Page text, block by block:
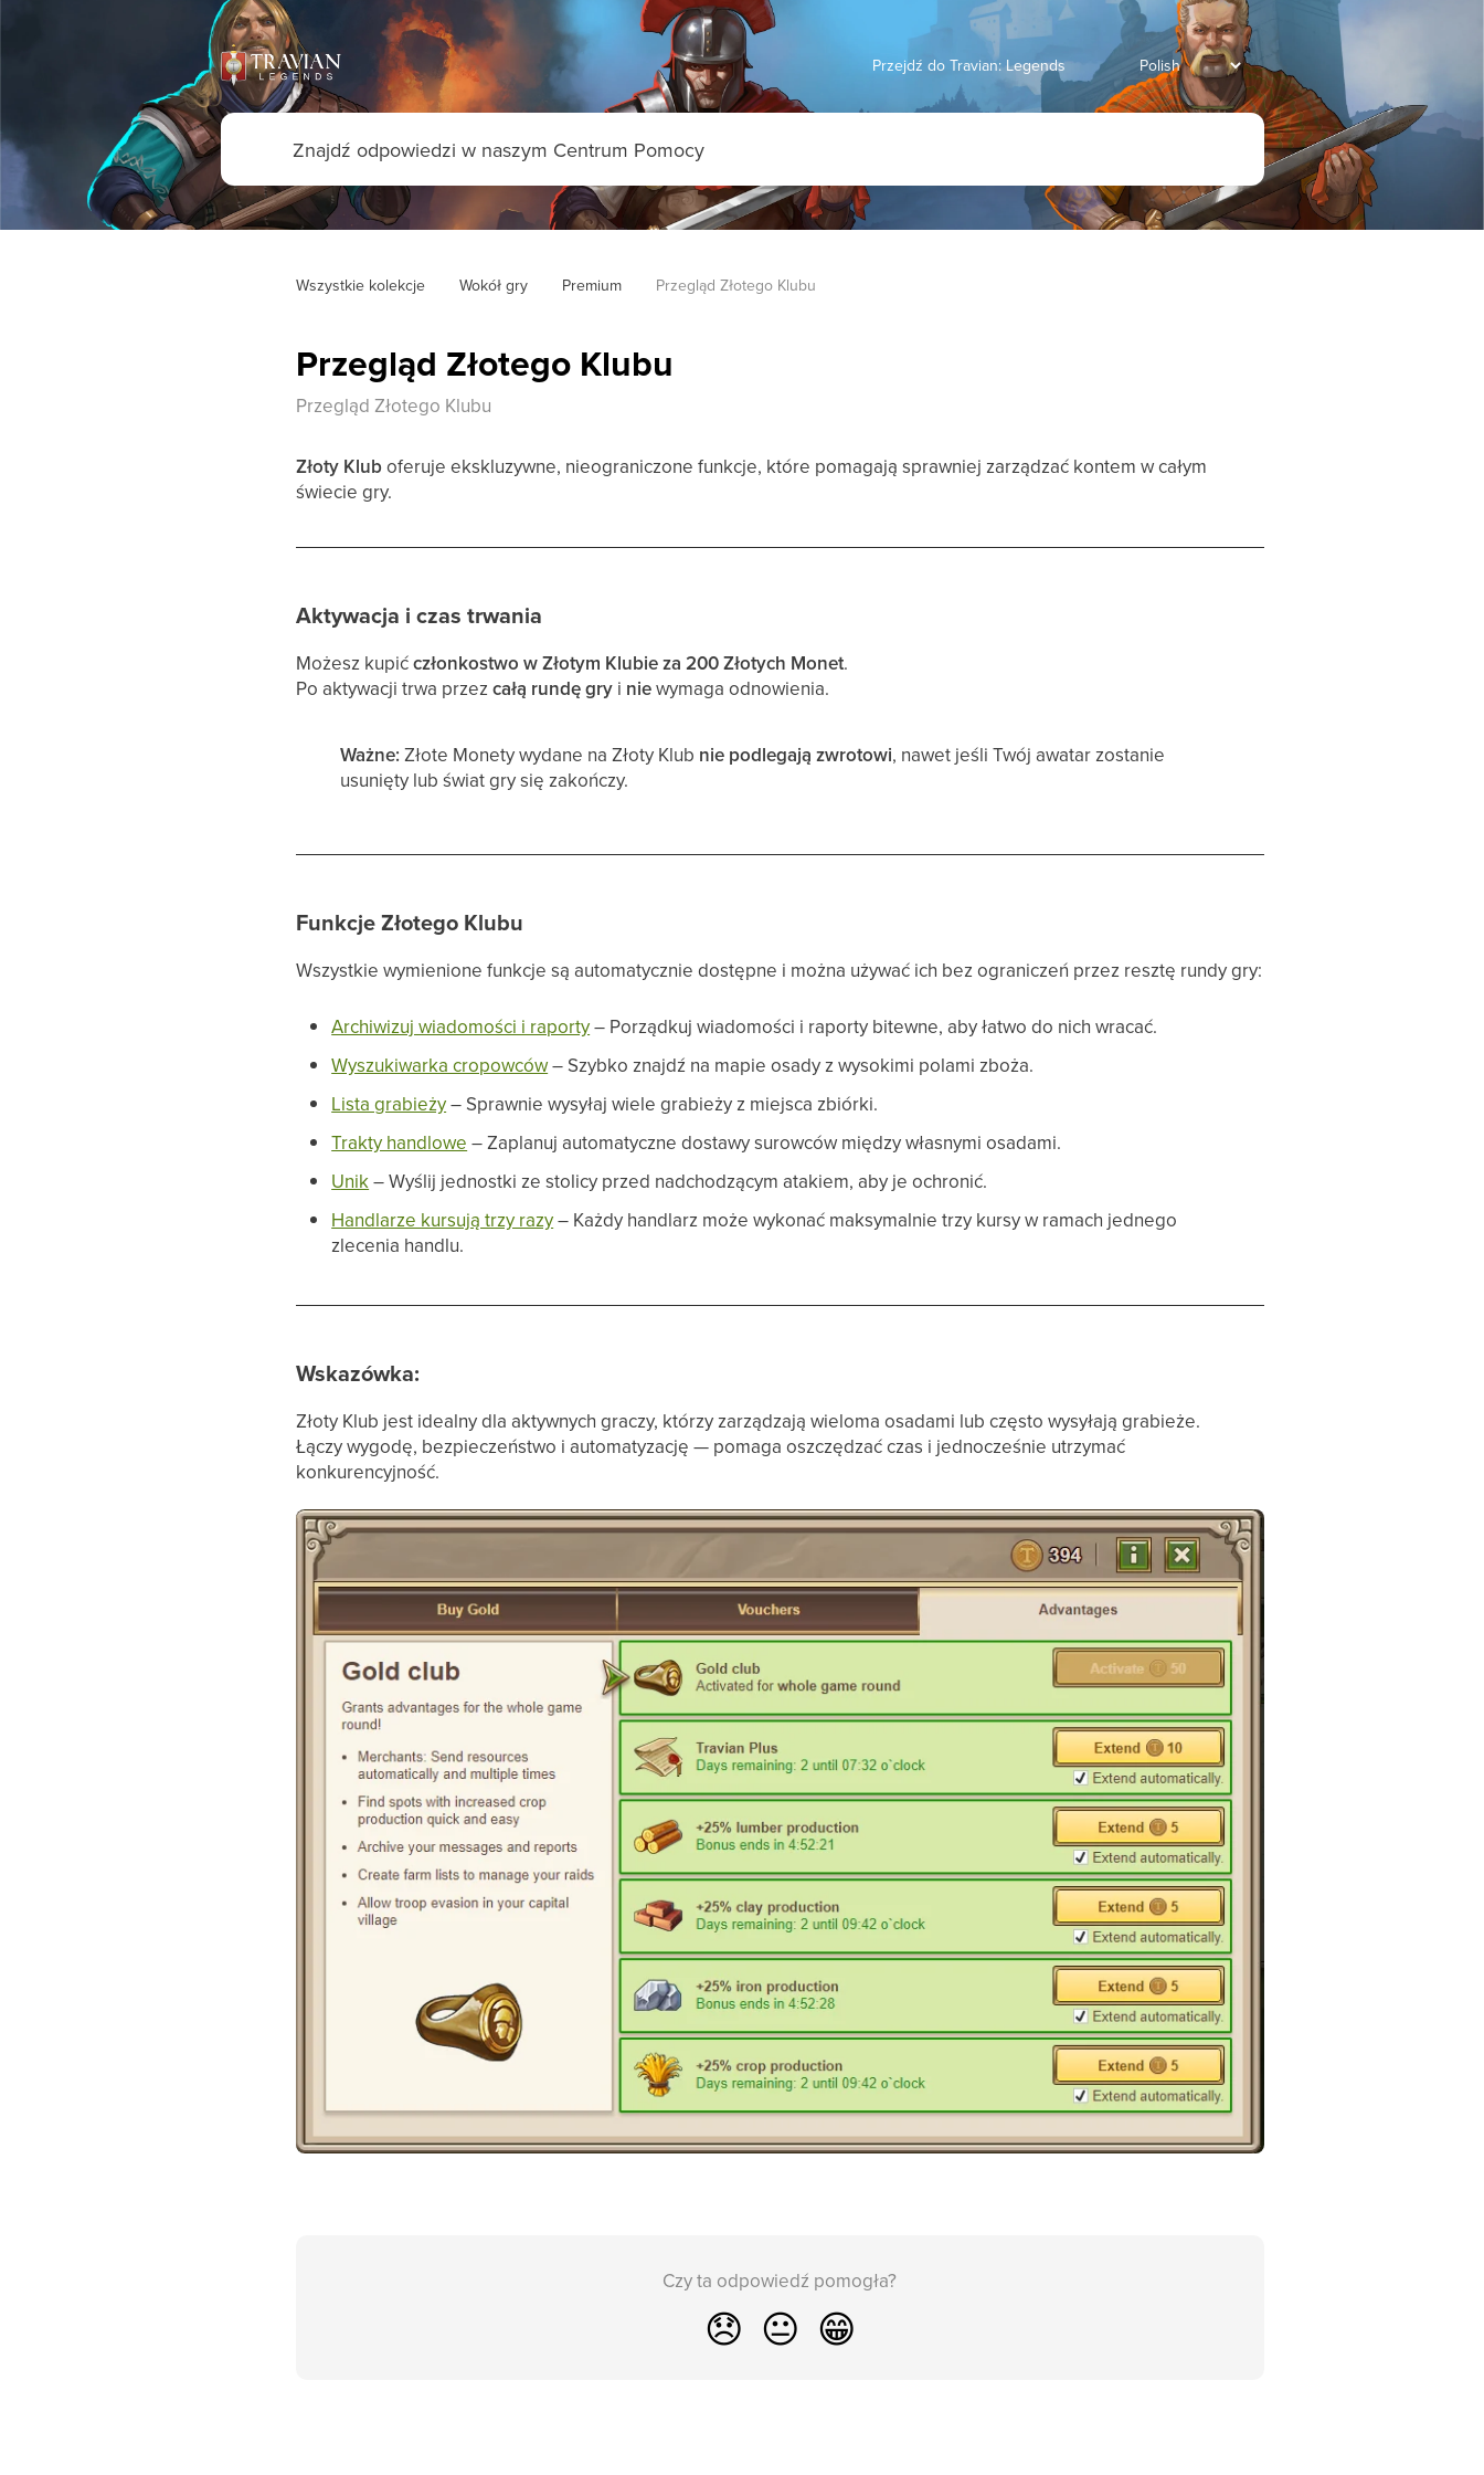
Przejdź do Travian: Legends
Wszystkie kolekcje Wokół gry Premium Przegląd Złotego Klubu
Przegląd Złotego Klubu
Przegląd Złotego Klubu
Złoty Kluboferuje ekskluzywne, nieograniczone funkcje, które pomagają sprawniej zarządzać kontem w całym
świecie gry.
Aktywacja i czas trwania
Możesz kupićczłonkostwo w Złotym Klubie za 200 Złotych Monet.
Po aktywacji trwa przezcałą rundę gry i niewymaga odnowienia.
Ważne: Złote Monety wydane na Złoty Klub nie podlegają zwrotowi, nawet jeśli Twój awatar zostanie
usunięty lub świat gry się zakończy.
Funkcje Złotego Klubu
Wszystkie wymienione funkcje są automatycznie dostępne i można używać ich bez ograniczeń przez resztę rundy gry:
Archiwizuj wiadomości i raporty– Porządkuj wiadomości i raporty bitewne, aby łatwo do nich wracać.
Wyszukiwarka cropowców– Szybko znajdź na mapie osady z wysokimi polami zboża.
Lista grabieży– Sprawnie wysyłaj wiele grabieży z miejsca zbiórki.
Trakty handlowe – Zaplanuj automatyczne dostawy surowców między własnymi osadami.
Unik– Wyślij jednostki ze stolicy przed nadchodzącym atakiem, aby je ochronić.
Handlarze kursują trzy razy– Każdy handlarz może wykonać maksymalnie trzy kursy w ramach jednego
zlecenia handlu.
Wskazówka:
Złoty Klub jest idealny dla aktywnych graczy, którzy zarządzają wieloma osadami lub często wysyłają grabieże.
Łączy wygodę, bezpieczeństwo i automatyzację — pomaga oszczędzać czas i jednocześnie utrzymać
konkurencyjność.
Czy ta odpowiedź pomogła?
😞 😐 😁